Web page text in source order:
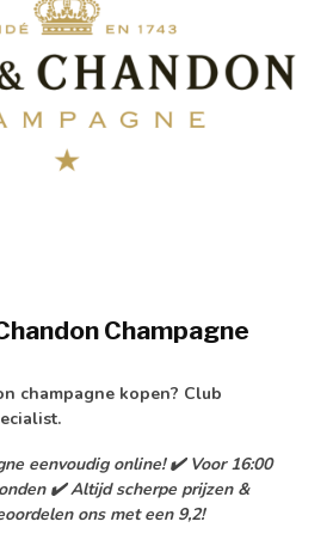
Champagne
champagne kopen? Club
eenvoudig online! ✔️ Voor 16:00
✔️ Altijd scherpe prijzen &
ons met een 9,2!